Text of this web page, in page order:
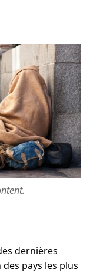
dernières
pays les plus